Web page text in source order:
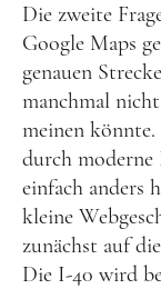
Die zweite
Google Maps
genauen
manchmal
meinen könnte.
durch moderne
einfach anders
kleine
zunächst auf
Die I-40 wird